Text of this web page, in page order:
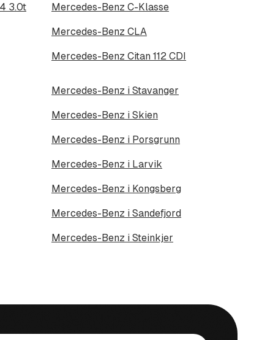
3.0t Mercedes-Benz C-Klasse
Mercedes-Benz CLA
Mercedes-Benz Citan 112 CDI
Mercedes-Benz i Stavanger
Mercedes-Benz i Skien
Mercedes-Benz i Porsgrunn
Mercedes-Benz i Larvik
Mercedes-Benz i Kongsberg
Mercedes-Benz i Sandefjord
Mercedes-Benz i Steinkjer